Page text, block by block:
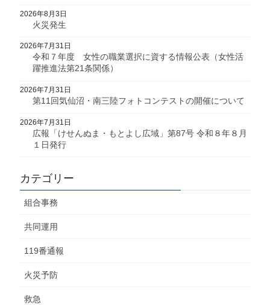
火災発生
2026年8月3日
令和７年度 女性の職業選択に資する情報公表（女性活
躍推進法第21条関係）
2026年7月31日
第11回気仙沼・南三陸フォトコンテストの開催について
2026年7月31日
広報「けせんぬま・もとよし広域」第87号 令和８年８月
１日発行
2026年7月31日
カテゴリー
組合事務
共同運用
119番通報
火災予防
救急